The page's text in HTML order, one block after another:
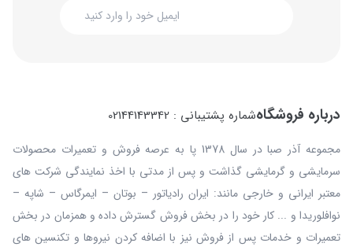
درباره فروشگاهشماره پشتیبانی : 02144143342
مجموعه آذر صبا در سال 1378 پا به عرصه فروش و تعمیرات محصولات
سرمایشی و گرمایشی گذاشت و پس از مدتی با اخذ نمایندگی شرکت های
معتبر ایرانی و خارجی مانند: ایران رادیاتور – بوتان – ایمرگاس – شاپه –
نوافلوریدا و ... کار خود را در بخش فروش گسترش داده و همزمان در بخش
تعمیرات و خدمات پس از فروش نیز با اضافه کردن نیروها و تکنسین های